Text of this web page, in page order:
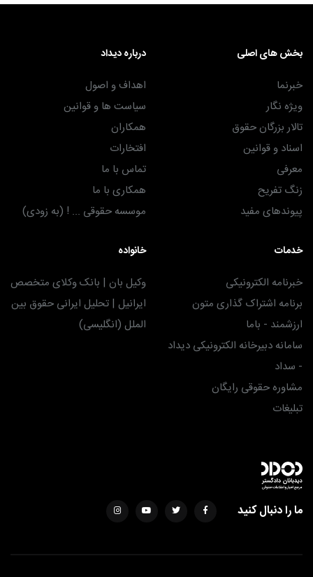
بخش های اصلی
خبرنما
ویژه نگار
تالار بزرگان حقوق
اسناد و قوانین
معرفی
زنگ تفریح
پیوندهای مفید
درباره دیداد
اهداف و اصول
سیاست ها و قوانین
همکاران
افتخارات
تماس با ما
همکاری با ما
موسسه حقوقی ... ! (به زودی)
خدمات
خبرنامه الکترونیکی
برنامه اشتراک گذاری متون
ارزشمند - باما
سامانه دبیرخانه الکترونیکی دیداد
- سداد
مشاوره حقوقی رایگان
تبلیغات
خانواده
وکیل بان | بانک وکلای متخصص
ایرانیل | تحلیل ایرانی حقوق بین
الملل (انگلیسی)
ما را دنبال کنید